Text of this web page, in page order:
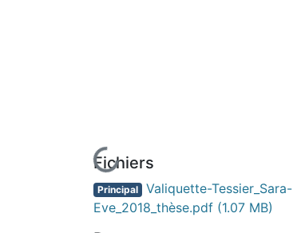
de chargement...Fichiers
Principal Valiquette-Tessier_Sara-
Eve_2018_thèse.pdf (1.07 MB)